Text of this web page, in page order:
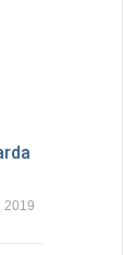
2019